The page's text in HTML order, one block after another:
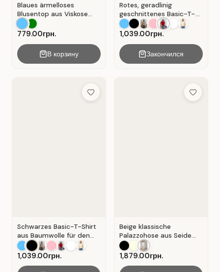
Blaues ärmelloses
Blusentop aus Viskose
mit V-Ausschnitt . Blau .
779.00грн.
В корзину
Rotes, geradlinig
geschnittenes Basic-T-
Shirt aus Baumwolle . Rot
.1,039.00грн.
Закончился
Add to Wish List
Schwarzes Basic-T-Shirt
aus Baumwolle für den
Alltag . Schwarz.
1,039.00грн.
Add to
Beige klassische
Palazzohose aus Seide
mit Falten . Beige .
1,879.00грн.